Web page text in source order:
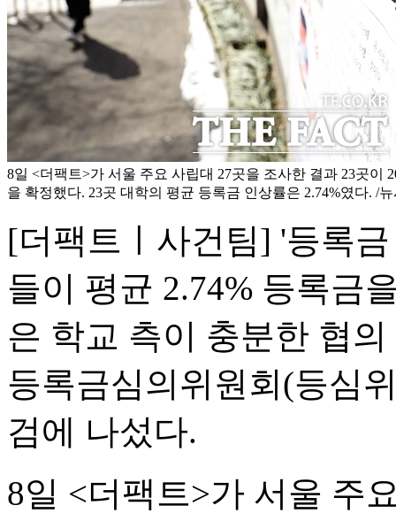
8일 <더팩트>가 서울 주요 사립대 27곳을 조사한 결과 23곳이
을 확정했다. 23곳 대학의 평균 등록금 인상률은 2.74%였다. /
[더팩트ㅣ사건팀] '등록
들이 평균 2.74% 등록금
은 학교 측이 충분한 협
등록금심의위원회(등심
검에 나섰다.
8일 <더팩트>가 서울 주